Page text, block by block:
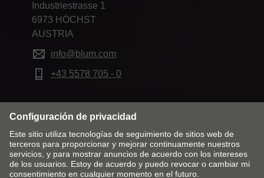
Industriestrasse 1
6973 HÖCHST
AUSTRIA
info@blum.com
+43 5578 705 - 0
Cambiar mercado e idioma
Contacto Pie de imprenta